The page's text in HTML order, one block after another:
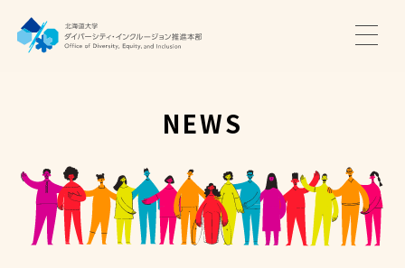
推進本部について
アクセス・お問い合わせ
NEWS